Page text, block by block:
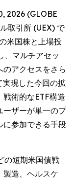
2026 (GLOBE
取引所 (UEX) で
米国株と上場投
、マルチアセッ
のアクセスをさら
実現した今回の拡
戦術的なETF構造
ーザーが単一のプ
に参加できる手段
の短期米国債戦
製造、ヘルスケ